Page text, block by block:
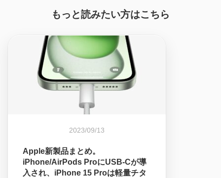
もっと読みたい方はこちら
2023/09/13
Apple新製品まとめ。
iPhone/AirPods ProにUSB-Cが導
入され、iPhone 15 Proは軽量チタ